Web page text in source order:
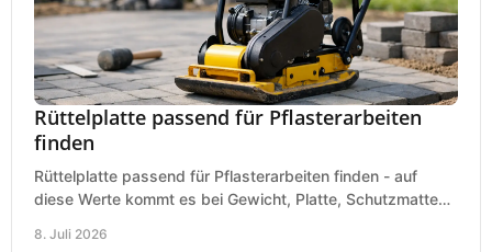
Rüttelplatte passend für Pflasterarbeiten
finden
Rüttelplatte passend für Pflasterarbeiten finden - auf
diese Werte kommt es bei Gewicht, Platte, Schutzmatte
8. Juli 2026